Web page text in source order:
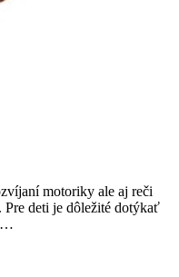
motoriky ale aj reči
deti je dôležité dotýkať